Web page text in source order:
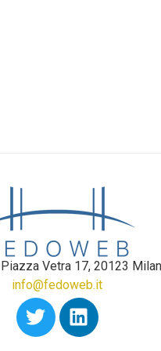
Vetra 17, 20123
info@fedoweb.it